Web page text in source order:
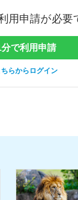
用申請が必要
で利用申請
らからログイン